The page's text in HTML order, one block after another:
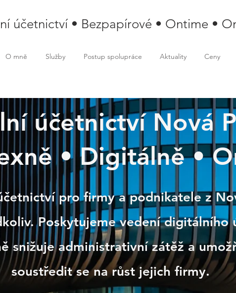
účetnictví • Bezpapírové • Ontime •
O mně Služby Postup spolupráce Aktuality Ceny
účetnictví Nová
• Digitálně •
pro firmy a podnikatele z
Poskytujeme vedení digitálního
snižuje administrativní zátěž a
soustředit se na růst jejich firmy.